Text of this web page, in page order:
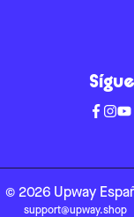
© 2026 Upway
support@upway.shop